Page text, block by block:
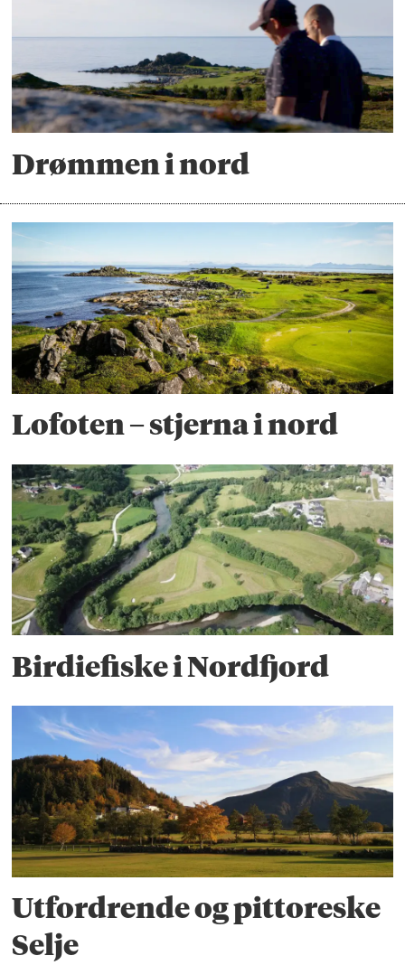
Drømmen i nord
Lofoten – stjerna i nord
Birdiefiske i Nordfjord
Utfordrende og pittoreske
Selje